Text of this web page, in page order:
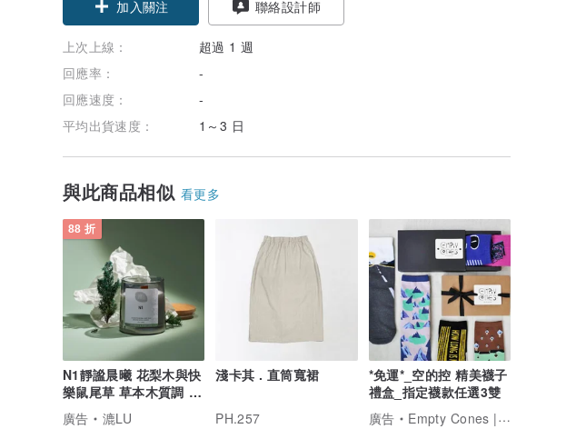
加入關注 聯絡設計師
上次上線：
超過 1 週
回應率：
-
回應速度：
-
平均出貨速度：
1～3 日
與此商品相似 看更多
88 折
N1靜謐晨曦 花梨木與快
樂鼠尾草 草本木質調 木
芯香氛蠟燭
廣告
漉LU
淺卡其 . 直筒寬裙
PH.257
*免運*_空的控 精美襪子
禮盒_指定襪款任選3雙
廣告
Empty Cones | 空的控